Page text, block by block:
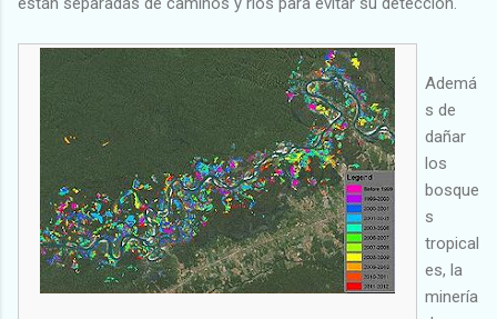
Ademá
s de
dañar
los
bosque
s
tropical
es, la
minería